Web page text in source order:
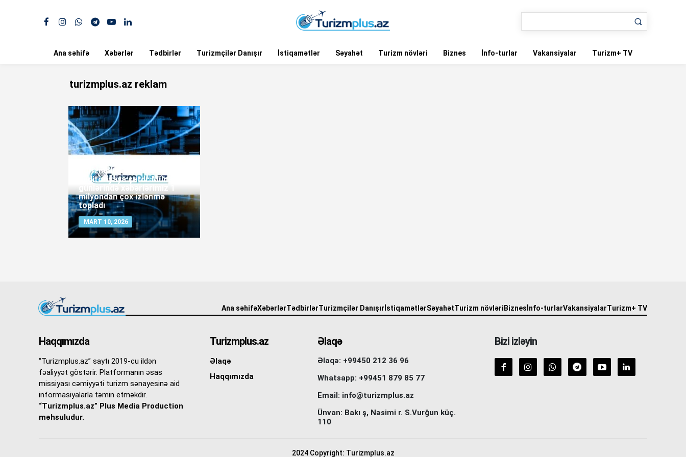
Ana səhifə Xəbərlər Tədbirlər Turizmçilər Danışır İstiqamətlər Səyahət Turizm növləri Biznes İnfo-turlar Vakansiyalar Turizm+ TV
turizmplus.az reklam
Turizmplus.az rekord
auditoriyaya çatdı: Münaqişə
günlərində xəbərlərimiz 1
milyondan çox izlənmə
topladı
MART 10, 2026
Ana səhifəXəbərlərTədbirlərTurizmçilər Danışır İstiqamətlərSəyahətTurizm növləri Biznes İnfo-turlarVakansiyalarTurizm+ TV
Haqqımızda
“Turizmplus.az” saytı 2019-cu ildən
fəaliyyət göstərir. Platformanın əsas
missiyası cəmiyyəti turizm sənayesinə aid
informasiyalarla təmin etməkdir.
“Turizmplus.az” Plus Media Production
məhsuludur.
Turizmplus.az
Əlaqə
Haqqımızda
Əlaqə
Əlaqə: +99450 212 36 96
Whatsapp: +99451 879 85 77
Email: info@turizmplus.az
Ünvan: Bakı ş, Nəsimi r. S.Vurğun küç.
110
Bizi izləyin
2024 Copyright: Turizmplus.az